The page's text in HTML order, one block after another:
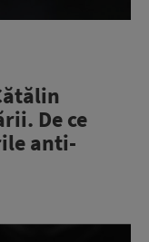
De ce
anti-